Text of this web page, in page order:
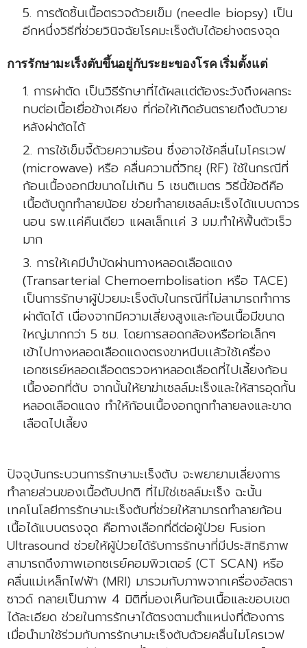
การตัดชิ้นเนื้อตรวจด้วยเข็ม (needle biopsy) เป็น
อีกหนึ่งวิธีที่ช่วยวินิจฉัยโรคมะเร็งตับได้อย่างตรงจุด
การรักษามะเร็งตับขึ้นอยู่กับระยะของโรค เริ่มตั้งแต่
การผ่าตัด เป็นวิธีรักษาที่ได้ผลเเต่ต้องระวังถึงผลกระ
ทบต่อเนื้อเยื่อข้างเคียง ที่ก่อให้เกิดอันตรายถึงตับวาย
หลังผ่าตัดได้
การใช้เข็มจี้ด้วยความร้อน ซึ่งอาจใช้คลื่นไมโครเวฟ
(microwave) หรือ คลื่นความถี่วิทยุ (RF) ใช้ในกรณีที่
ก้อนเนื้องอกมีขนาดไม่เกิน 5 เซนติเมตร วิธีนี้ข้อดีคือ
เนื้อตับถูกทำลายน้อย ช่วยทำลายเซลล์มะเร็งได้แบบถาวร
นอน รพ.เเค่คืนเดียว แผลเล็กเเค่ 3 มม.ทำให้ฟื้นตัวเร็ว
มาก
การให้เคมีบำบัดผ่านทางหลอดเลือดแดง
(Transarterial Chemoembolisation หรือ TACE)
เป็นการรักษาผู้ป่วยมะเร็งตับในกรณีที่ไม่สามารถทำการ
ผ่าตัดได้ เนื่องจากมีความเสี่ยงสูงและก้อนเนื้อมีขนาด
ใหญ่มากกว่า 5 ซม. โดยการสอดกล้องหรือท่อเล็กๆ
เข้าไปทางหลอดเลือดแดงตรงขาหนีบเเล้วใช้เครื่อง
เอกซเรย์หลอดเลือดตรวจหาหลอดเลือดที่ไปเลี้ยงก้อน
เนื้องอกที่ตับ จากนั้นให้ยาฆ่าเซลล์มะเร็งและให้สารอุดกั้น
หลอดเลือดแดง ทำให้ก้อนเนื้องอกถูกทำลายลงและขาด
เลือดไปเลี้ยง
ปัจจุบันกระบวนการรักษามะเร็งตับ จะพยายามเลี่ยงการ
ทำลายส่วนของเนื้อตับปกติ ที่ไม่ใช่เซลล์มะเร็ง ฉะนั้น
เทคโนโลยีการรักษามะเร็งตับที่ช่วยให้สามารถทำลายก้อน
เนื้อได้แบบตรงจุด คือทางเลือกที่ดีต่อผู้ป่วย Fusion
Ultrasound ช่วยให้ผู้ป่วยได้รับการรักษาที่มีประสิทธิภาพ
สามารถดึงภาพเอกซเรย์คอมพิวเตอร์ (CT SCAN) หรือ
คลื่นแม่เหล็กไฟฟ้า (MRI) มารวมกับภาพจากเครื่องอัลตรา
ซาวด์ กลายเป็นภาพ 4 มิติที่มองเห็นก้อนเนื้อและขอบเขต
ได้ละเอียด ช่วยในการรักษาได้ตรงตามตำแหน่งที่ต้องการ
เมื่อนำมาใช้ร่วมกับการรักษามะเร็งตับด้วยคลื่นไมโครเวฟ